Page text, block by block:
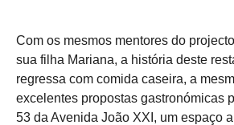
Com os mesmos mentores do
sua filha Mariana, a história deste
regressa com comida caseira, a
excelentes propostas gastronómicas
53 da Avenida João XXI, um espaço